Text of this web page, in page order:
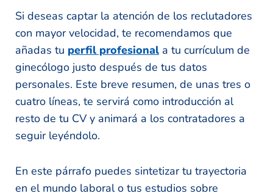
Si deseas captar la atención de los reclutadores
con mayor velocidad, te recomendamos que
añadas tu perfil profesional a tu currículum de
ginecólogo justo después de tus datos
personales. Este breve resumen, de unas tres o
cuatro líneas, te servirá como introducción al
resto de tu CV y animará a los contratadores a
seguir leyéndolo.
En este párrafo puedes sintetizar tu trayectoria
en el mundo laboral o tus estudios sobre